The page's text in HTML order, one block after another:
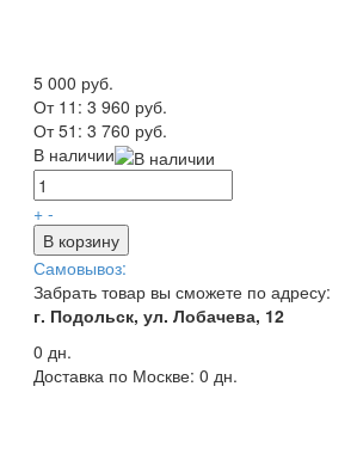
5 000 руб.
От 11: 3 960 руб.
От 51: 3 760 руб.
В наличии
+ -
В корзину
Самовывоз:
Забрать товар вы сможете по адресу:
г. Подольск, ул. Лобачева, 12
0 дн.
Доставка по Москве: 0 дн.